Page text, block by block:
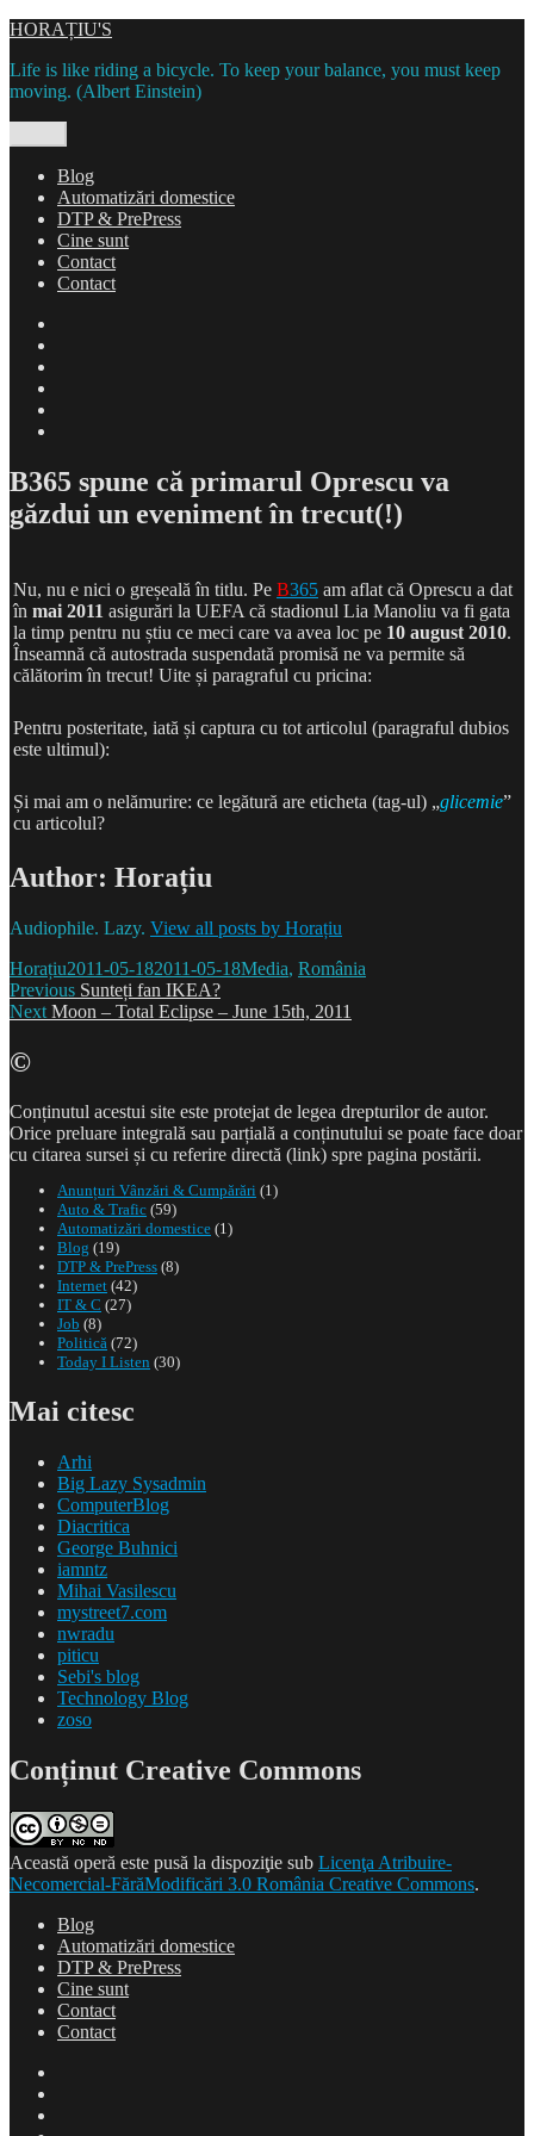
Skip
content
HORAȚIU'S
Life is like riding a bicycle. To keep your balance, you must keep
moving. (Albert Einstein)
Blog
Automatizări domestice
DTP & PrePress
Cine sunt
Contact
Contact
B365 spune că primarul Oprescu va
găzdui un eveniment în trecut(!)
Nu, nu e nici o greșeală în titlu. Pe B365 am aflat că Oprescu a dat
în mai 2011 asigurări la UEFA că stadionul Lia Manoliu va fi gata
la timp pentru nu știu ce meci care va avea loc pe 10 august 2010.
Înseamnă că autostrada suspendată promisă ne va permite să
călătorim în trecut! Uite și paragraful cu pricina:
Pentru posteritate, iată și captura cu tot articolul (paragraful dubios
este ultimul):
Și mai am o nelămurire: ce legătură are eticheta (tag-ul) „glicemie”
cu articolul?
Author: Horațiu
Audiophile. Lazy. View all posts by Horațiu
Author
HorațiuPosted
on
2011-05-182011-05-18Categories
Media, România
Post
navigation
Previous Previous
post:
Sunteți fan IKEA?
Next Next
Moon – Total Eclipse – June 15th, 2011
©
Conținutul acestui site este protejat de legea drepturilor de autor.
Orice preluare integrală sau parțială a conținutului se poate face doar
cu citarea sursei și cu referire directă (link) spre pagina postării.
Anunțuri Vânzări & Cumpărări (1)
Auto & Trafic (59)
Automatizări domestice (1)
Blog (19)
DTP & PrePress (8)
Internet (42)
IT & C (27)
Job (8)
Politică (72)
Today I Listen (30)
Mai citesc
Arhi
Big Lazy Sysadmin
ComputerBlog
Diacritica
George Buhnici
iamntz
Mihai Vasilescu
mystreet7.com
nwradu
piticu
Sebi's blog
Technology Blog
zoso
Conținut Creative Commons
Această operă este pusă la dispoziţie sub Licenţa Atribuire-
Necomercial-FărăModificări 3.0 România Creative Commons.
Blog
Automatizări domestice
DTP & PrePress
Cine sunt
Contact
Contact